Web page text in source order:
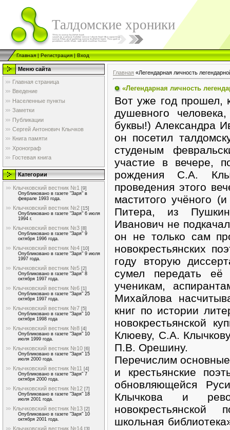
Талдомские хроники
Главная|Регистрация|Вход
Меню сайта
Главная страница
Введение
Населенные пункты
Заметки
Публикации
Сергей Антонович Клычков
Книга памяти
Хронограф
Гостевая книга
Категории
Клычковский вестник №1 [9]
Опубликовано в газете "Заря" в
феврале 1993 года.
Клычковский вестник №2 [15]
Опубликовано в газете "Заря" 6 июля
1994 г.
Клычковский вестник №3 [8]
Опубликовано в газете "Заря" 9
октября 1996 года.
Клычковский вестник №4 [10]
Опубликовано в газете "Заря" 9 июля
1997 года.
Клычковский вестник №5 [2]
Опубликовано в газете "Заря" 8
октября 1997 года.
Клычковский вестник №6 [1]
Опубликовано в газете "Заря" 25
октября 1997 года.
Клычковский вестник №7 [5]
Опубликовано в газете "Заря" 10
октября 1998 года
Клычковский вестник №8 [4]
Опубликовано в газете "Заря" 10
июля 1999 года.
Клычковский вестник №10 [6]
Опубликовано в газете "Заря" 15
июля 2000 года.
Клычковский вестник №11 [4]
Опубликовано в газете "Заря" 7
октября 2000 года.
Клычковский вестник №12 [7]
Опубликовано в газете "Заря" 18
июля 2001 года.
Клычковский вестник №13 [2]
Опубликовано в газете "Заря" 10
октября 2001 года.
Клычковский вестник №14 [3]
Главная «Легендарная личность
«Легендарная личность
Вот уже год прошел,
душевного
буквы!) Александра
он посетил
студеным
участие в вечере,
рождения С.А.
проведения этого
маститого учёного
Питера, из
Иванович не
он не только сам
новокрестьянских
году вторую
сумел передать
ученикам,
Михайлова
книг по истории
новокрестьянской
Клюеву, С.А.
П.В. Орешину.
Перечислим
и крестьянские
обновляющейся
Клычкова и
школьная